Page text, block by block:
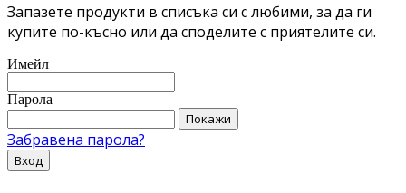
Запазете продукти в списъка си с любими, за да ги
купите по-късно или да споделите с приятелите си.
Имейл
Парола
Покажи
Забравена парола?
Вход